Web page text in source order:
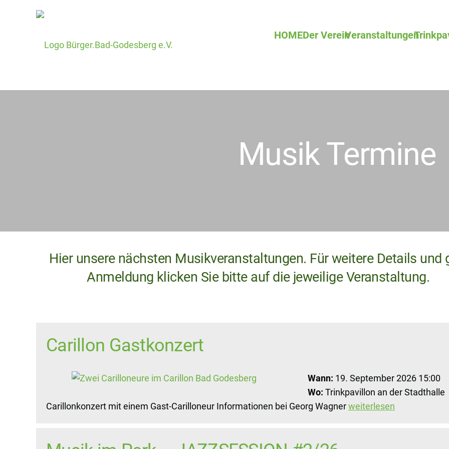
HOMEDer VereinVeranstaltungen
Musik Termine
Hier unsere nächsten Musikveranstaltungen. Für weitere Details und
Anmeldung klicken Sie bitte auf die jeweilige Veranstaltung.
Carillon Gastkonzert
Wann: 19. September 2026 15:00
Wo: Trinkpavillon an der Stadthalle
Carillonkonzert mit einem Gast-Carilloneur Informationen bei Georg Wagnerweiterlesen